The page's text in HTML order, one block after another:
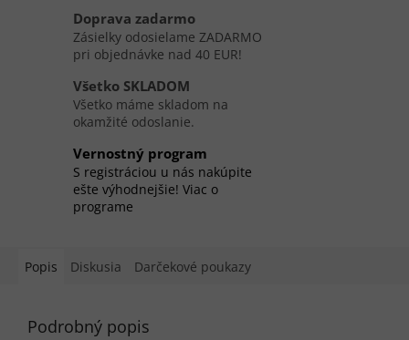
Doprava zadarmo
Zásielky odosielame ZADARMO
pri objednávke nad 40 EUR!
Všetko SKLADOM
Všetko máme skladom na
okamžité odoslanie.
Vernostný program
S registráciou u nás nakúpite
ešte výhodnejšie! Viac o
programe
Popis Diskusia Darčekové poukazy
Podrobný popis